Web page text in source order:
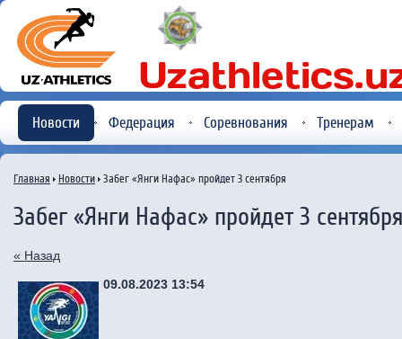
Новости Федерация Соревнования Тренерам
Главная Новости Забег «Янги Нафас» пройдет 3 сентября
Забег «Янги Нафас» пройдет 3 сентября
« Назад
09.08.2023 13:54